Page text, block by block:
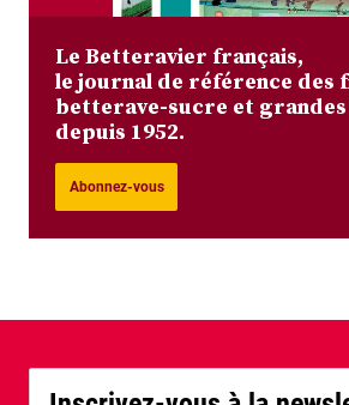
Le Betteravier français,
le journal de référence des
betterave-sucre et
depuis 1952.
Abonnez-vous